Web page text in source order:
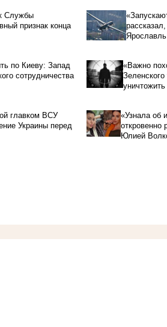
Службы
признак конца
Ярославль
по Киеву: Запад
сотрудничества
«Важно
главком ВСУ
Украины перед
«Узнала об
откровенно
Юлией